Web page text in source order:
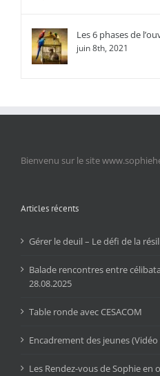
Les 6 phases de
juin 8th, 2021
Bienvenu sur le site
Articles récents
Gérer le deuil – Le défi de la
Balade rencontres entre
28.08.2025
Table ronde avec CESACOM
Encadrement des jeunes
Les Rendez-vous de Sophie en